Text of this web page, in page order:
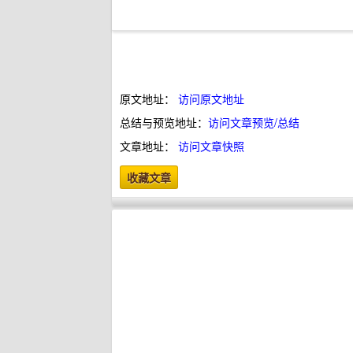
原文地址： 访问原文地址
总结与预览地址： 访问文章预览/总结
文章地址： 访问文章快照